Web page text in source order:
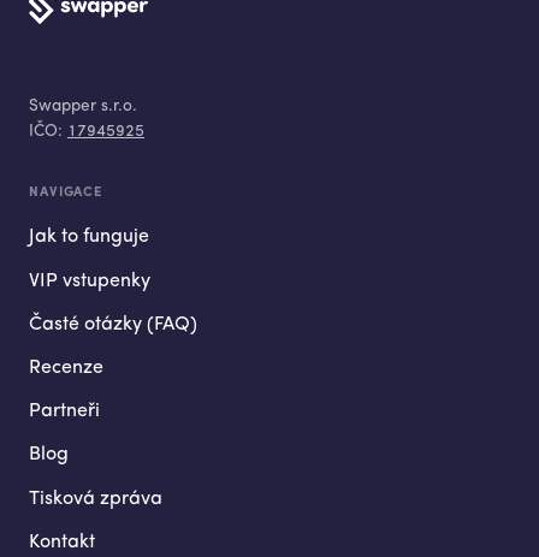
Swapper s.r.o.
IČO: 17945925
NAVIGACE
Jak to funguje
VIP vstupenky
Časté otázky (FAQ)
Recenze
Partneři
Blog
Tisková zpráva
Kontakt